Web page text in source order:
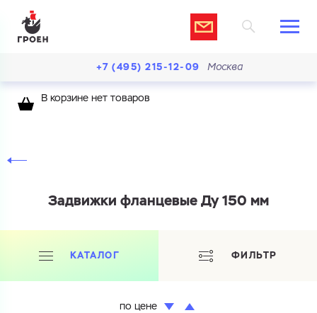
+7 (495) 215-12-09 Москва
В корзине нет товаров
Задвижки фланцевые Ду 150 мм
КАТАЛОГ
по цене
ФИЛЬТР